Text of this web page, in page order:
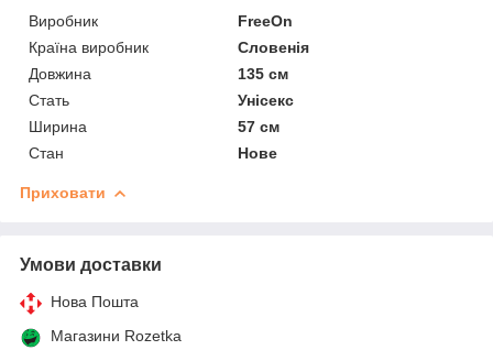
Виробник
FreeOn
Країна виробник
Словенія
Довжина
135 см
Стать
Унісекс
Ширина
57 см
Стан
Нове
Приховати
Умови доставки
Нова Пошта
Магазини Rozetka